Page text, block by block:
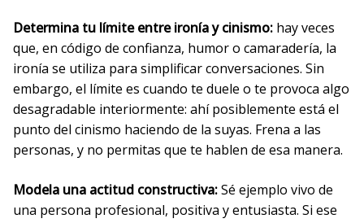
Determina tu límite entre ironía y cinismo: hay veces
que, en código de confianza, humor o camaradería, la
ironía se utiliza para simplificar conversaciones. Sin
embargo, el límite es cuando te duele o te provoca algo
desagradable interiormente: ahí posiblemente está el
punto del cinismo haciendo de la suyas. Frena a las
personas, y no permitas que te hablen de esa manera.
Modela una actitud constructiva:Sé ejemplo vivo de
una persona profesional, positiva y entusiasta. Si ese